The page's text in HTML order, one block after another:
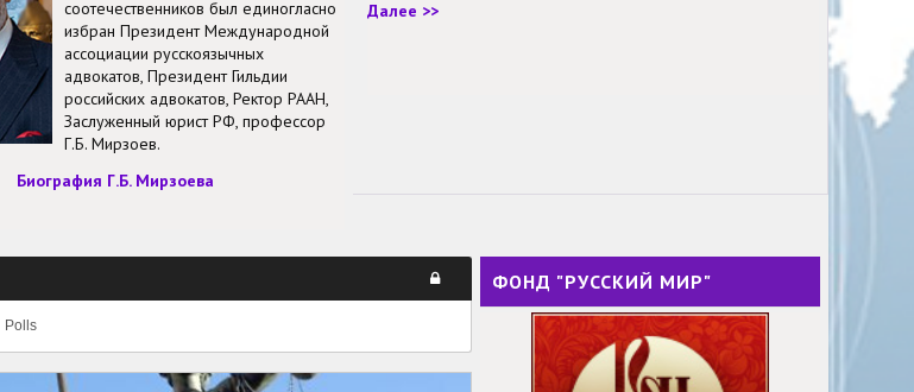
соотечественников был единогласно
избран Президент Международной
ассоциации русскоязычных
адвокатов, Президент Гильдии
российских адвокатов, Ректор РААН,
Заслуженный юрист РФ, профессор
Г.Б. Мирзоев.
Биография Г.Б. Мирзоева
Далее >>
Polls
ФОНД "РУССКИЙ МИР"